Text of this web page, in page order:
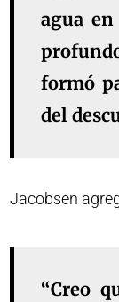
agua
formó
del
Jacobsen
“Creo